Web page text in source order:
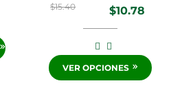
$15.40
$10.78
VER OPCIONES